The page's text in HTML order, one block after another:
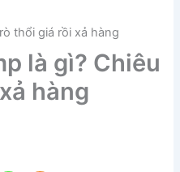
thổi giá rồi xả hàng
là gì? Chiêu
hàng